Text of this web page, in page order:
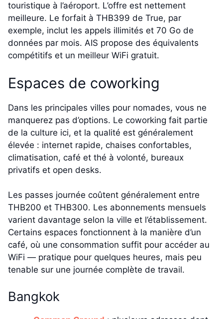
touristique à l’aéroport. L’offre est nettement
meilleure. Le forfait à THB399 de True, par
exemple, inclut les appels illimités et 70 Go de
données par mois. AIS propose des équivalents
compétitifs et un meilleur WiFi gratuit.
Espaces de coworking
Dans les principales villes pour nomades, vous ne
manquerez pas d’options. Le coworking fait partie
de la culture ici, et la qualité est généralement
élevée : internet rapide, chaises confortables,
climatisation, café et thé à volonté, bureaux
privatifs et open desks.
Les passes journée coûtent généralement entre
THB200 et THB300. Les abonnements mensuels
varient davantage selon la ville et l’établissement.
Certains espaces fonctionnent à la manière d’un
café, où une consommation suffit pour accéder au
WiFi — pratique pour quelques heures, mais peu
tenable sur une journée complète de travail.
Bangkok